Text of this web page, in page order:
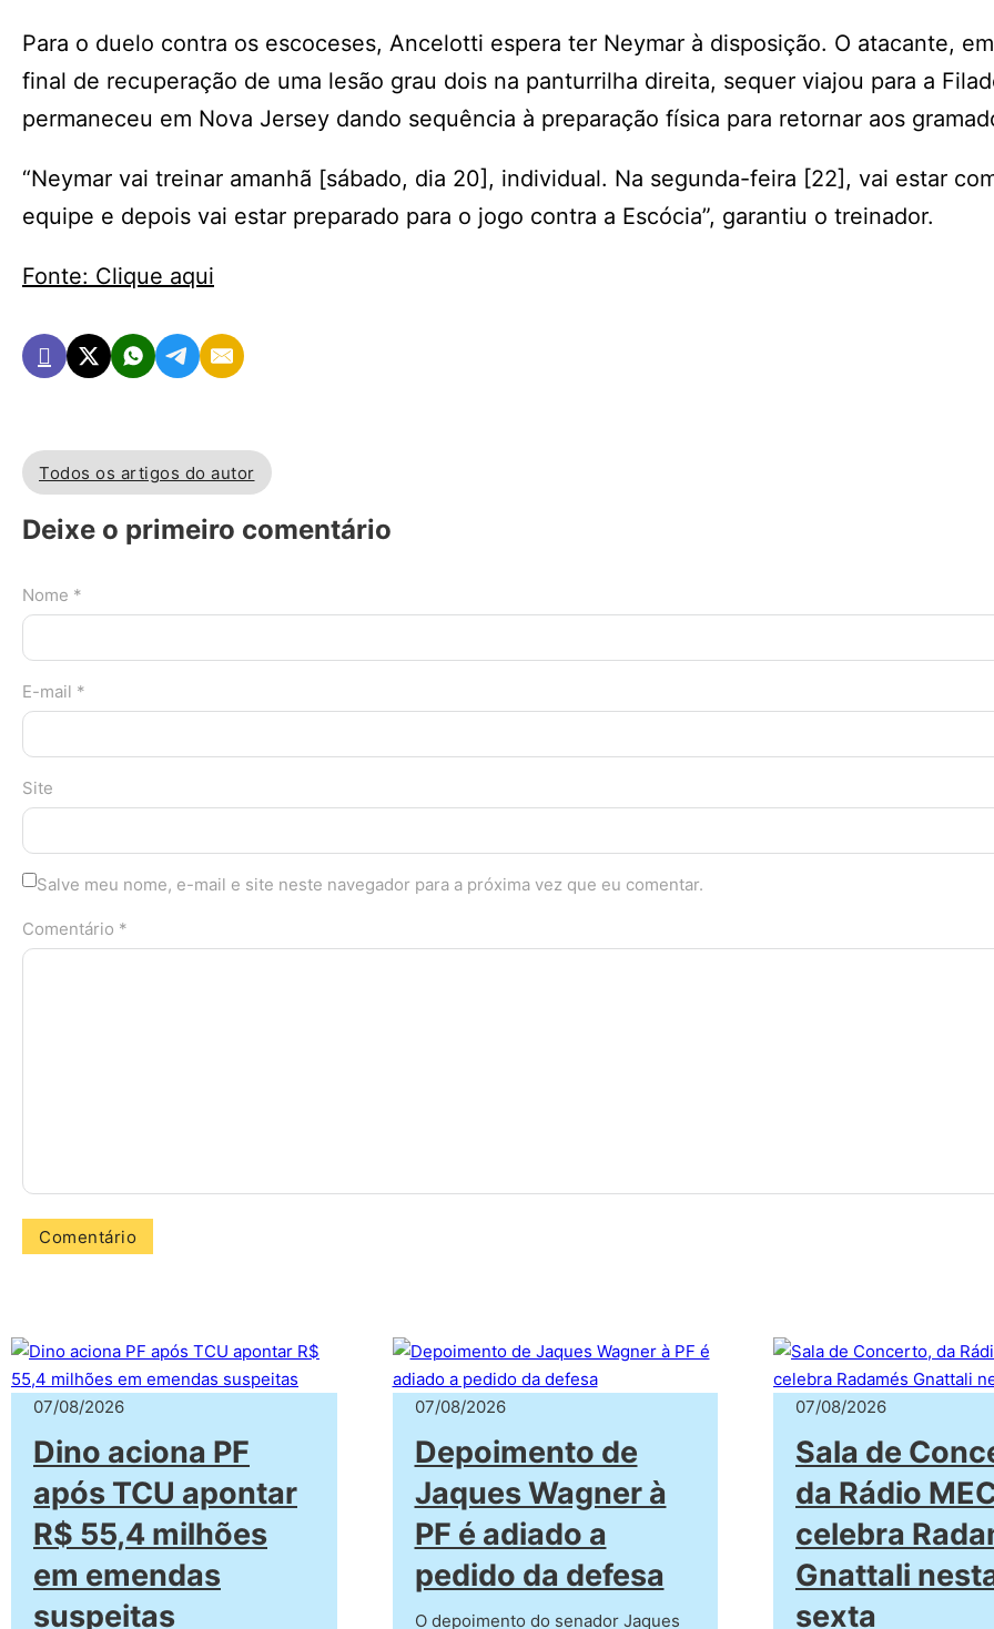
Para o duelo contra os escoceses, Ancelotti espera ter Neymar à disposição. O atacante,
final de recuperação de uma lesão grau dois na panturrilha direita, sequer viajou para a
permaneceu em Nova Jersey dando sequência à preparação física para retornar aos
“Neymar vai treinar amanhã [sábado, dia 20], individual. Na segunda-feira [22], vai estar
equipe e depois vai estar preparado para o jogo contra a Escócia”, garantiu o treinador.
Fonte: Clique aqui
Todos os artigos do autor
Deixe o primeiro comentário
Nome *
E-mail *
Site
Salve meu nome, e-mail e site neste navegador para a próxima vez que eu comentar.
Comentário *
07/08/2026
Dino aciona PF
após TCU apontar
R$ 55,4 milhões
em emendas
suspeitas
07/08/2026
Depoimento de
Jaques Wagner à
PF é adiado a
pedido da defesa
O depoimento do senador Jaques
07/08/2026
Sala de
da Rádio
celebra
Gnattali
sexta